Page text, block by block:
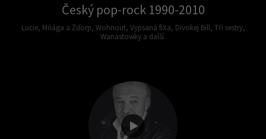
Český pop-rock 1990-2010
Lucie, Mňága a Žďorp, Wohnout, Vypsaná fiXa, Divokej Bill, Tři sestry,
Wanastowky a další.